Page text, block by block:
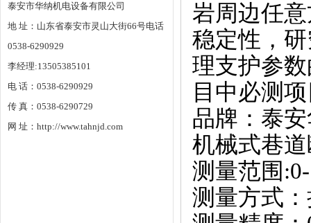
泰安市华纳机电设备有限公司
地 址：山东省泰安市灵山大街66号电话
0538-6290929
李经理:13505385101
电 话：0538-6290929
传 真：0538-6290729
网 址：http://www.tahnjd.com
岩周边任
稳定性，
理支护参
目中必测
品牌：泰
机械式巷
测量范围
测量方式